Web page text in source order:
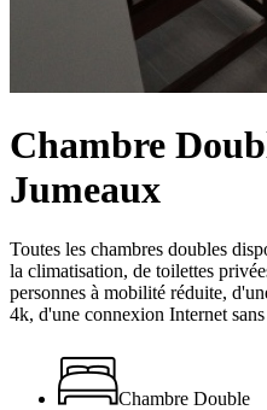
Chambre
Jumeaux
Toutes les chambres doubles
la climatisation, de toilettes
personnes à mobilité réduite,
4k, d'une connexion Internet
Chambre Double